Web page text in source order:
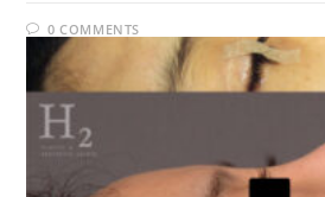
0 COMMENTS